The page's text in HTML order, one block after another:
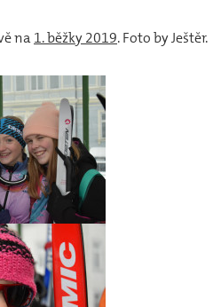
Čtverák
na1. běžky 2019. Foto by Ještěr.